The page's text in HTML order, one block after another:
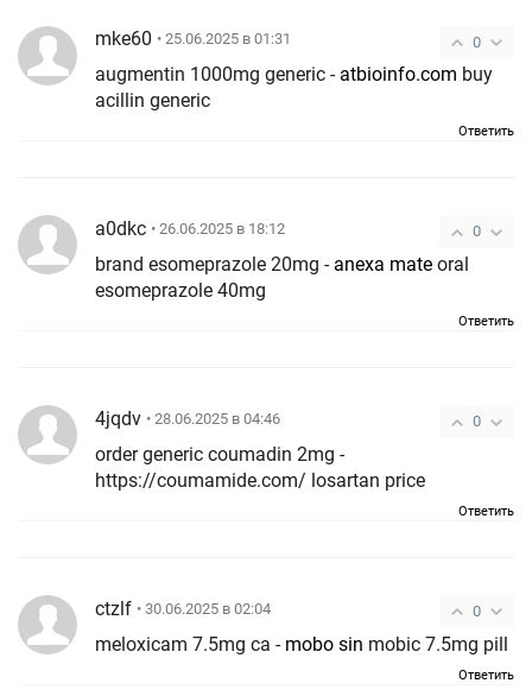
0
mke60 • 25.06.2025 в 01:31
augmentin 1000mg generic - atbioinfo.com buy
acillin generic
Ответить
0
a0dkc • 26.06.2025 в 18:12
brand esomeprazole 20mg - anexa mate
esomeprazole 40mg
Ответить
0
4jqdv • 28.06.2025 в 04:46
order generic coumadin 2mg -
https://coumamide.com/ losartan price
Ответить
0
ctzlf • 30.06.2025 в 02:04
meloxicam 7.5mg ca - mobo sin mobic 7.5mg pill
Ответить